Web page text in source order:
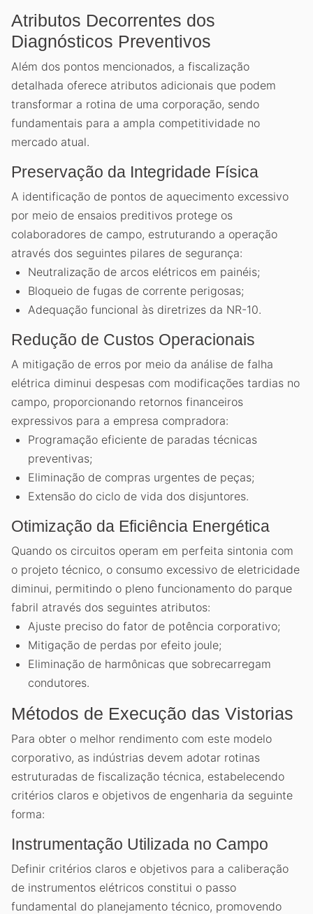
Atributos Decorrentes dos
Diagnósticos Preventivos
Além dos pontos mencionados, a fiscalização
detalhada oferece atributos adicionais que podem
transformar a rotina de uma corporação, sendo
fundamentais para a ampla competitividade no
mercado atual.
Preservação da Integridade Física
A identificação de pontos de aquecimento excessivo
por meio de ensaios preditivos protege os
colaboradores de campo, estruturando a operação
através dos seguintes pilares de segurança:
Neutralização de arcos elétricos em painéis;
Bloqueio de fugas de corrente perigosas;
Adequação funcional às diretrizes da NR-10.
Redução de Custos Operacionais
A mitigação de erros por meio da análise de falha
elétrica diminui despesas com modificações tardias no
campo, proporcionando retornos financeiros
expressivos para a empresa compradora:
Programação eficiente de paradas técnicas
preventivas;
Eliminação de compras urgentes de peças;
Extensão do ciclo de vida dos disjuntores.
Otimização da Eficiência Energética
Quando os circuitos operam em perfeita sintonia com
o projeto técnico, o consumo excessivo de eletricidade
diminui, permitindo o pleno funcionamento do parque
fabril através dos seguintes atributos:
Ajuste preciso do fator de potência corporativo;
Mitigação de perdas por efeito joule;
Eliminação de harmônicas que sobrecarregam
condutores.
Métodos de Execução das Vistorias
Para obter o melhor rendimento com este modelo
corporativo, as indústrias devem adotar rotinas
estruturadas de fiscalização técnica, estabelecendo
critérios claros e objetivos de engenharia da seguinte
forma:
Instrumentação Utilizada no Campo
Definir critérios claros e objetivos para a caliberação
de instrumentos elétricos constitui o passo
fundamental do planejamento técnico, promovendo